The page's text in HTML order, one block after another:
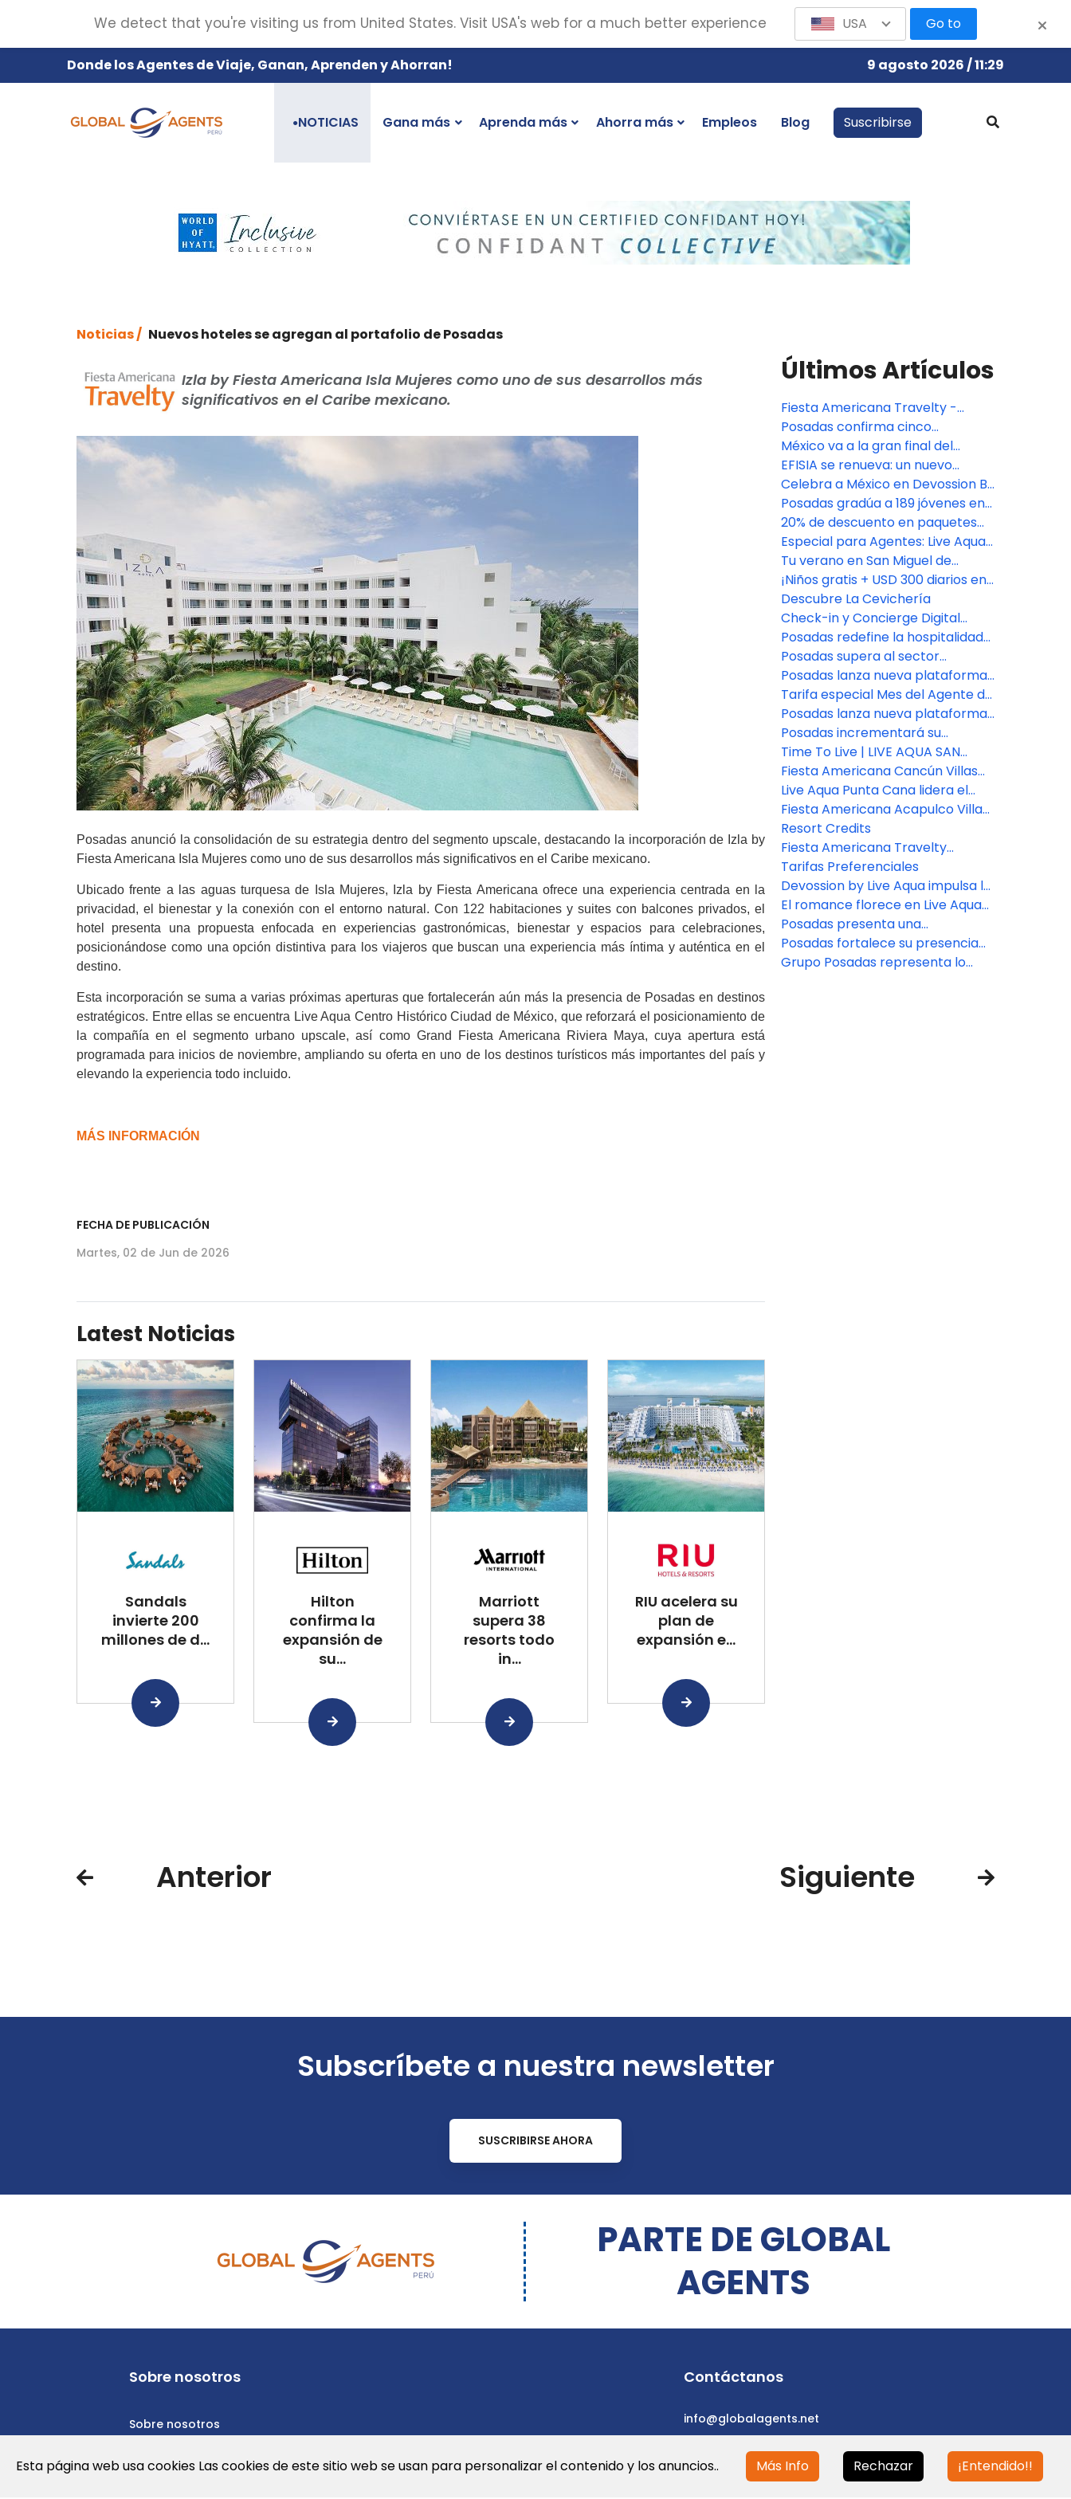
Donde los Agentes de Viaje, Ganan, Aprenden y Ahorran! 9 agosto 2026 / 11:29
●NOTICIAS Gana más Aprenda más Ahorra más Empleos Blog Suscribirse
Noticias / Nuevos hoteles se agregan al portafolio de Posadas
Izla by Fiesta Americana Isla Mujeres como uno de sus desarrollos más
significativos en el Caribe mexicano.
Posadas anunció la consolidación de su estrategia dentro del segmento upscale, destacando la incorporación de Izla by
Fiesta Americana Isla Mujeres como uno de sus desarrollos más significativos en el Caribe mexicano.
Ubicado frente a las aguas turquesa de Isla Mujeres, Izla by Fiesta Americana ofrece una experiencia centrada en la
privacidad, el bienestar y la conexión con el entorno natural. Con 122 habitaciones y suites con balcones privados, el
hotel presenta una propuesta enfocada en experiencias gastronómicas, bienestar y espacios para celebraciones,
posicionándose como una opción distintiva para los viajeros que buscan una experiencia más íntima y auténtica en el
destino.
Esta incorporación se suma a varias próximas aperturas que fortalecerán aún más la presencia de Posadas en destinos
estratégicos. Entre ellas se encuentra Live Aqua Centro Histórico Ciudad de México, que reforzará el posicionamiento de
la compañía en el segmento urbano upscale, así como Grand Fiesta Americana Riviera Maya, cuya apertura está
programada para inicios de noviembre, ampliando su oferta en uno de los destinos turísticos más importantes del país y
elevando la experiencia todo incluido.
MÁS INFORMACIÓN
FECHA DE PUBLICACIÓN
Martes, 02 de Jun de 2026
Latest Noticias
Sandals
invierte 200
millones de d...
Hilton
confirma la
expansión de
su...
Marriott
supera 38
resorts todo
in...
RIU acelera su
plan de
expansión e...
Últimos Artículos
Fiesta Americana Travelty -
Oferta especial TA DEAL
Posadas confirma cinco
aperturas premium en México:
Isla Mujeres, Riviera Maya y CDMX
México va a la gran final del
Bocuse d'Or 2027, con jurado de
Fiesta Americana Travelty
EFISIA se renueva: un nuevo
refugio mediterráneo en Fiesta
Americana Riviera Nayarit
Celebra a México en Devossion By
Live Aqua
Posadas gradúa a 189 jóvenes en
su programa de
empoderamiento educativo
20% de descuento en paquetes
vacacionales con Fiesta
Americana Travelty Collection
Especial para Agentes: Live Aqua
San Miguel de Allende
Tu verano en San Miguel de
Allende comienza aquí
¡Niños gratis + USD 300 diarios en
Resort Credit en Grand Fiesta
Americana Los Cabos!
Descubre La Cevichería
Check-in y Concierge Digital
impulsado por Agentforce
Posadas redefine la hospitalidad
con el lanzamiento de Fiesta
Americana Travelty Exclusive
Experiences
Posadas supera al sector
hotelero en experiencia del
cliente
Posadas lanza nueva plataforma
de reservas para asesores de
viajes
Tarifa especial Mes del Agente de
Viajes: Fiesta Americana Travelty
Collection
Posadas lanza nueva plataforma
de reservas para asesores de
viajes
Posadas incrementará su
inventario de habitaciones en un
7% este año
Time To Live | LIVE AQUA SAN
MIGUEL DE ALLENDE
Fiesta Americana Cancún Villas
presenta dos nuevas categorías
de Villas Premium en Punta
Cancún
Live Aqua Punta Cana lidera el
bienestar en República
Dominicana
Fiesta Americana Acapulco Villas:
Nuevos espacios para vivir
experiencias inolvidables
Resort Credits
Fiesta Americana Travelty
presenta nuevas marcas y
destinos.
Tarifas Preferenciales
Devossion by Live Aqua impulsa la
expansión de Posadas
El romance florece en Live Aqua
San Miguel de Allende
Posadas presenta una
experiencia de bienestar en
Zamna Festival 2026
Posadas fortalece su presencia
en el sureste con la apertura del
Grupo Posadas representa lo
Anterior Siguiente
Subscríbete a nuestra newsletter
SUSCRIBIRSE AHORA
PARTE DE GLOBAL
AGENTS
Sobre nosotros
Sobre nosotros
Política de privacidad
Contáctanos
info@globalagents.net
Esta página web usa cookies Las cookies de este sitio web se usan para personalizar el contenido y los anuncios.. Más Info Rechazar ¡Entendido!!
We detect that you're visiting us from United States. Visit USA's web for a much better experience USA Go to